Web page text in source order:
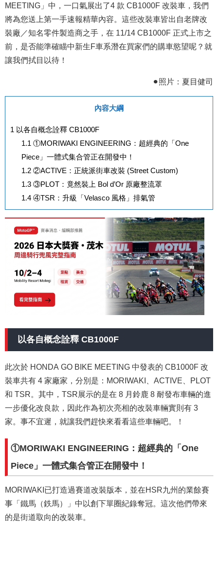
MEETING」中，一口氣展出了4 款 CB1000F 改裝車，我們
將為您送上第一手速報精華內容。這些改裝車皆出自老牌改
裝廠／知名零件製造商之手，在 11/14 CB1000F 正式上市之
前，是否能準確瞄中新生F車系潛在買家們的購車慾望呢？就
讓我們拭目以待！
⚫︎照片：夏目健司
內容大綱
1 以各自概念詮釋 CB1000F
1.1 ①MORIWAKI ENGINEERING：超經典的「One
Piece」一體式集合管正在開發中！
1.2②ACTIVE：正統派街車改裝 (Street Custom)
1.3③PLOT：竟然裝上 Bol d’Or 原廠整流罩
1.4④TSR：升級「Velasco 風格」排氣管
以各自概念詮釋 CB1000F
此次於 HONDA GO BIKE MEETING 中發表的 CB1000F 改
裝車共有 4 家廠家，分別是：MORIWAKI、ACTIVE、PLOT
和 TSR。其中，TSR展示的是在 8 月鈴鹿 8 耐發布車輛的進
一步優化改良款，因此作為初次亮相的改裝車輛實則有 3
家。事不宜遲，就讓我們趕快來看看這些車輛吧。！
①MORIWAKI ENGINEERING：超經典的 「 One
Piece」一體式集合管正在開發中！
MORIWAKI已打造過賽道改裝版本，並在HSR九州的業餘賽
事「鐵馬（鉄馬）」中以創下單圈紀錄奪冠。這次他們帶來
的是街道取向的改裝車。